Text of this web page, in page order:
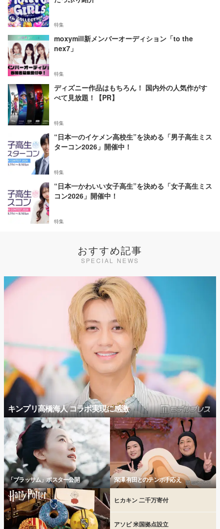
特集
moxymill新メンバーオーディション「to the
nex7」
特集
ディズニー作品はもちろん！ 国内外の人気作がす
べて見放題！【PR】
特集
“日本一のイケメン高校生”を決める「男子高生ミス
ターコン2026」開催中！
特集
“日本一かわいい女子高生”を決める「女子高生ミス
コン2026」開催中！
特集
おすすめ記事
SPECIAL NEWS
キンプリ高橋海人 コラボ実現に感激
「ブラッサム」ポスター公開 深澤 有田とのテンポ手応え
ヒカキン 二千万寄付
アソビ 米国拠点設立